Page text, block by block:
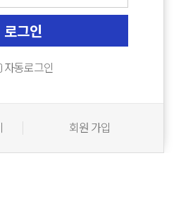
자동로그인
회원 가입